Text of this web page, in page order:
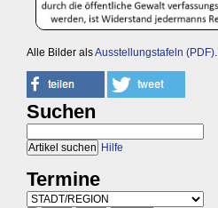
Alle Bilder alsAusstellungstafeln (PDF).
Suchen
Hilfe
Termine